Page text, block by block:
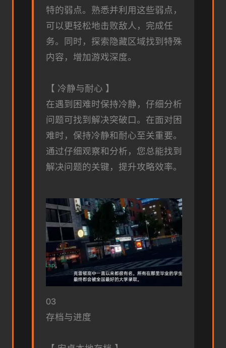
特的弱点。熟悉并利用这些弱点，
可以更轻松地击败敌人，完成任
务。同时，探索隐藏区域找到特殊
内容，增加游戏深度。
【 冷静与耐心 】
在遇到困难时保持冷静，仔细分析
问题可找到解决突破口。在面对困
难时，保持冷静和耐心至关重要。
通过仔细观察和分析，您总能找到
解决问题的关键，提升攻略效率。
03
存档与进度